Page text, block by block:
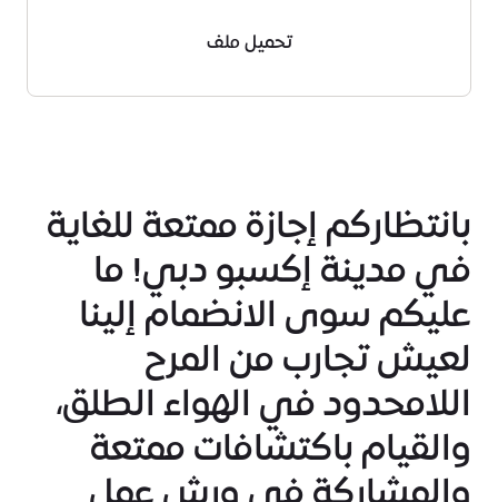
تحميل ملف
بانتظاركم إجازة ممتعة للغاية
في مدينة إكسبو دبي! ما
عليكم سوى الانضمام إلينا
لعيش تجارب من المرح
اللامحدود في الهواء الطلق،
والقيام باكتشافات ممتعة